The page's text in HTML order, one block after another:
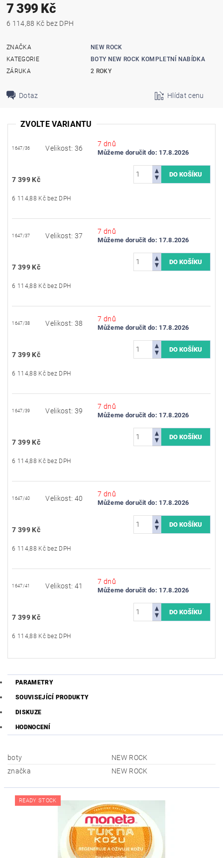
7 399 Kč
6 114,88 Kč bez DPH
ZNAČKA
NEW ROCK
KATEGORIE
BOTY NEW ROCK KOMPLETNÍ NABÍDKA
ZÁRUKA
2 ROKY
Dotaz Hlídat cenu
ZVOLTE VARIANTU
1647/36 Velikost: 36
7 dnů
Můžeme doručit do: 17.8.2026
7 399 Kč
6 114,88 Kč bez DPH
1647/37 Velikost: 37
7 dnů
Můžeme doručit do: 17.8.2026
7 399 Kč
6 114,88 Kč bez DPH
1647/38 Velikost: 38
7 dnů
Můžeme doručit do: 17.8.2026
7 399 Kč
6 114,88 Kč bez DPH
1647/39 Velikost: 39
7 dnů
Můžeme doručit do: 17.8.2026
7 399 Kč
6 114,88 Kč bez DPH
1647/40 Velikost: 40
7 dnů
Můžeme doručit do: 17.8.2026
7 399 Kč
6 114,88 Kč bez DPH
1647/41 Velikost: 41
7 dnů
Můžeme doručit do: 17.8.2026
7 399 Kč
6 114,88 Kč bez DPH
PARAMETRY
SOUVISEJÍCÍ PRODUKTY
DISKUZE
HODNOCENÍ
boty
NEW ROCK
značka
NEW ROCK
READY STOCK